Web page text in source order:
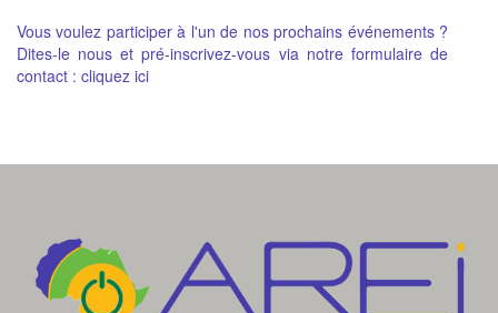
Vous voulez participer à l'un de nos prochains événements ?
Dites-le nous et pré-inscrivez-vous via notre formulaire de
contact : cliquez ici